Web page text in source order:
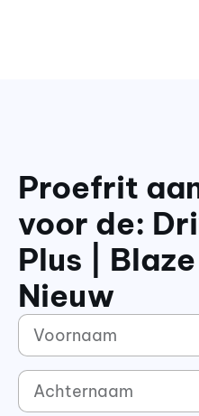
Proefrit
voor de:
Plus | Blaze
Nieuw